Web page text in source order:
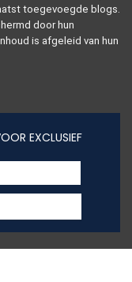
toegevoegde blogs.
door hun
is afgeleid van hun
EXCLUSIEF